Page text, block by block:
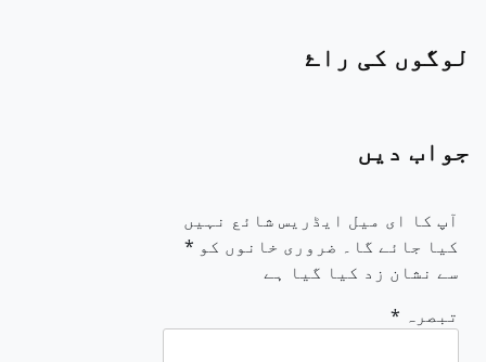
لوگوں کی راۓ
جواب دیں
آپ کا ای میل ایڈریس شائع نہیں
کیا جائے گا۔ ضروری خانوں کو *
سے نشان زد کیا گیا ہے
تبصرہ *